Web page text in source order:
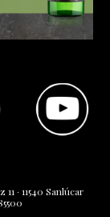
· 11540 Sanlúcar